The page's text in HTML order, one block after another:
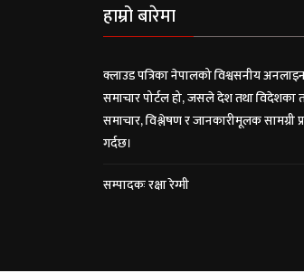
हाम्रो बारेमा
क्लाउड पत्रिका नेपालको विश्वसनीय
समाचार पोर्टल हो, जसले देश तथा विदेशका
समाचार, विश्लेषण र जानकारीमूलक सामग्री
गर्दछ।
सम्पादकः रक्षा रेग्मी